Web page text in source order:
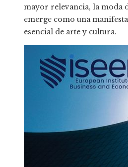
mayor relevancia, la moda
emerge como una
esencial de arte y cultura.